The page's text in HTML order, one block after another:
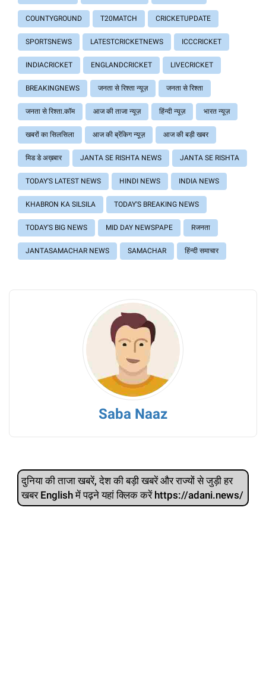
COUNTYGROUND T20MATCH CRICKETUPDATE
SPORTSNEWS LATESTCRICKETNEWS ICCCRICKET
INDIACRICKET ENGLANDCRICKET LIVECRICKET
BREAKINGNEWS जनता से रिश्ता न्यूज़ जनता से रिश्ता
जनता से रिश्ता.कॉम आज की ताजा न्यूज़ हिंन्दी न्यूज़ भारत न्यूज़
खबरों का सिलसिला आज की ब्रेंकिग न्यूज़ आज की बड़ी खबर
मिड डे अख़बार JANTA SE RISHTA NEWS JANTA SE RISHTA
TODAY'S LATEST NEWS HINDI NEWS INDIA NEWS
KHABRON KA SILSILA TODAY'S BREAKING NEWS
TODAY'S BIG NEWS MID DAY NEWSPAPE Rजनता
JANTASAMACHAR NEWS SAMACHAR हिंन्दी समाचार
Saba Naaz
दुनिया की ताजा खबरें, देश की बड़ी खबरें और राज्‍यों से जुड़ी हर
खबर English में पढ़ने यहां क्लिक करें https://adani.news/